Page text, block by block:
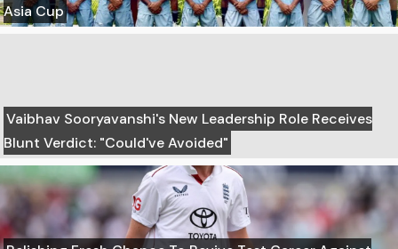
Asia Cup
Vaibhav Sooryavanshi's New Leadership Role Receives
Blunt Verdict: "Could've Avoided"